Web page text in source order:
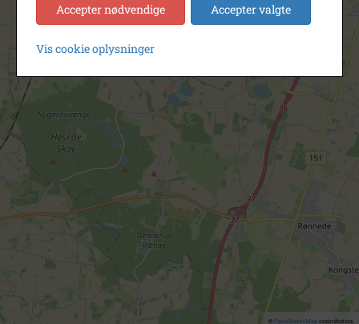
© OpenStreetMapcontributors.
Accepter nødvendige Accepter valgte
Vis cookie oplysninger